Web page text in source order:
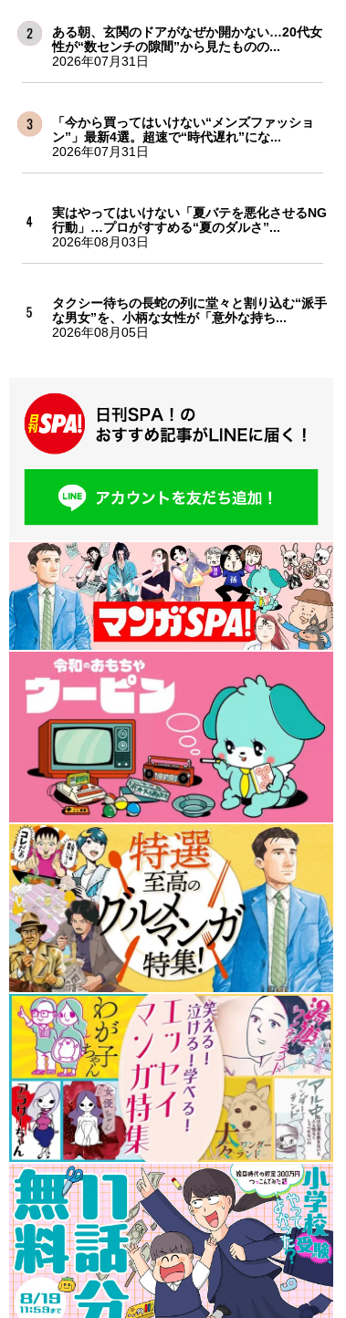
ある朝、玄関のドアがなぜか開かない…20代女
性が“数センチの隙間”から見たものの...
2026年07月31日
「今から買ってはいけない“メンズファッショ
ン”」最新4選。超速で“時代遅れ”にな...
2026年07月31日
実はやってはいけない「夏バテを悪化させるNG
行動」…プロがすすめる“夏のダルさ”...
2026年08月03日
タクシー待ちの長蛇の列に堂々と割り込む“派手
な男女”を、小柄な女性が「意外な持ち...
2026年08月05日